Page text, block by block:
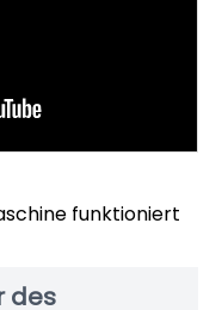
funktioniert
des